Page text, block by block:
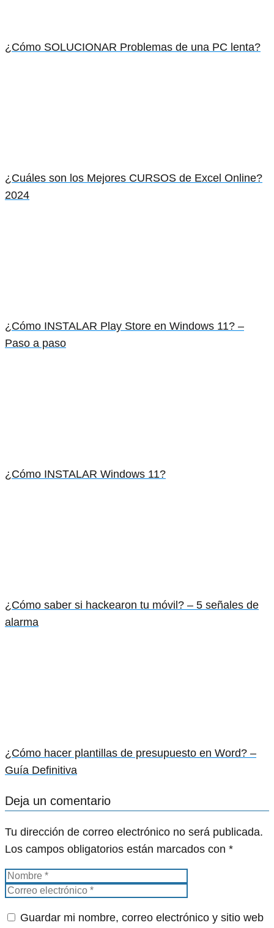
¿Cómo SOLUCIONAR Problemas de una PC lenta?
¿Cuáles son los Mejores CURSOS de Excel Online?
2024
¿Cómo INSTALAR Play Store en Windows 11? –
Paso a paso
¿Cómo INSTALAR Windows 11?
¿Cómo saber si hackearon tu móvil? – 5 señales de
alarma
¿Cómo hacer plantillas de presupuesto en Word? –
Guía Definitiva
Deja un comentario
Tu dirección de correo electrónico no será publicada.
Los campos obligatorios están marcados con *
Guardar mi nombre, correo electrónico y sitio web